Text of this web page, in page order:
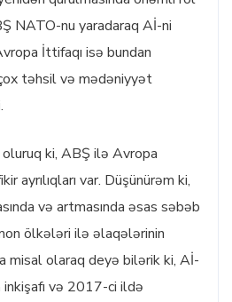
NATO-nu yaradaraq Aİ-ni
İttifaqı isə bundan
təhsil və mədəniyyət
ki, ABŞ ilə Avropa
ayrılıqları var. Düşünürəm ki,
və artmasında əsas səbəb
ölkələri ilə əlaqələrinin
misal olaraq deyə bilərik ki, Aİ-
və 2017-ci ildə